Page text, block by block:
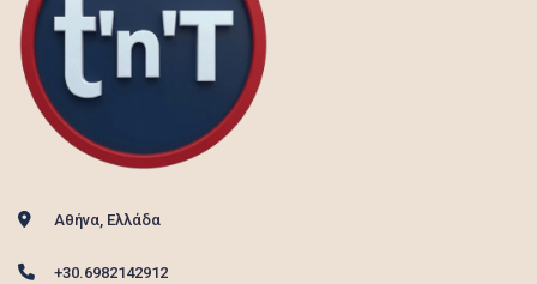
Αθήνα, Ελλάδα
+30.6982142912